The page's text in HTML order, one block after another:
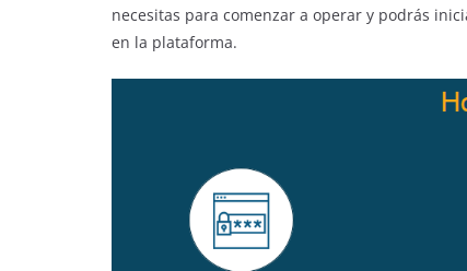
necesitas para comenzar a operar y podrás
en la plataforma.